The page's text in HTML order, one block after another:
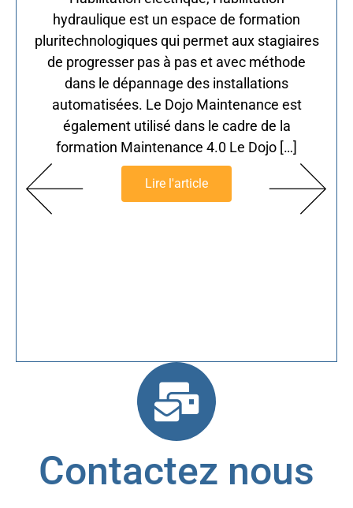
hydraulique est un espace de formation
pluritechnologiques qui permet aux stagiaires
de progresser pas à pas et avec méthode
dans le dépannage des installations
automatisées. Le Dojo Maintenance est
également utilisé dans le cadre de la
formation Maintenance 4.0 Le Dojo […]
Lire l'article
Contactez nous